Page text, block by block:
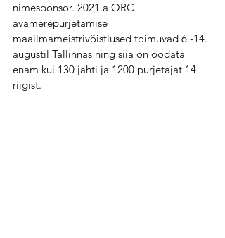
nimesponsor. 2021.a ORC
avamerepurjetamise
maailmameistrivõistlused toimuvad 6.-14.
augustil Tallinnas ning siia on oodata
enam kui 130 jahti ja 1200 purjetajat 14
riigist.